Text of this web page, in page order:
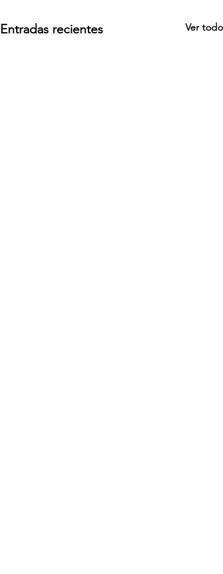
Entradas recientes Ver todo